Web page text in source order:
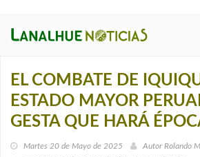
EL COMBATE DE
ESTADO MAYOR
GESTA QUE HARÁ
Martes 20 de Mayo de 2025 Autor Rolando